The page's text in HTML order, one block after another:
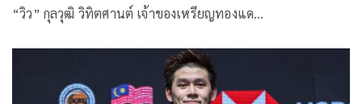
“วิว” กุลวุฒิ วิทิตศานต์ เจ้าของเหรียญทองแด…